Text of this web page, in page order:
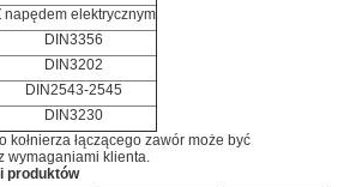
napędem elektrycznym
DIN3356
DIN3202
DIN2543-2545
DIN3230
kołnierza łączącego zawór może być
wymaganiami klienta.
produktów